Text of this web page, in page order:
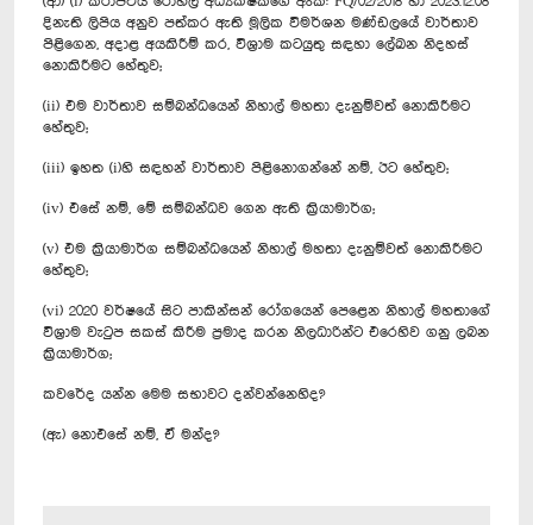
දිනැති ලිපිය අනුව පත්කර ඇති මූලික විමර්ශන මණ්ඩලයේ වාර්තාව
පිළිගෙන, අදාළ අයකිරීම් කර, විශ්‍රාම කටයුතු සඳහා ලේඛන නිදහස්
නොකිරීමට හේතුව;
(ii) එම වාර්තාව සම්බන්ධයෙන් නිහාල් මහතා දැනුම්වත් නොකිරීමට
හේතුව;
(iii) ඉහත (i)හි සඳහන් වාර්තාව පිළිනොගන්නේ නම්, ඊට හේතුව;
(iv) එසේ නම්, මේ සම්බන්ධව ගෙන ඇති ක්‍රියාමාර්ග;
(v) එම ක්‍රියාමාර්ග සම්බන්ධයෙන් නිහාල් මහතා දැනුම්වත් නොකිරීමට
හේතුව;
(vi) 2020 වර්ෂයේ සිට පාකින්සන් රෝගයෙන් පෙළෙන නිහාල් මහතාගේ
විශ්‍රාම වැටුප සකස් කිරීම ප්‍රමාද කරන නිලධාරින්ට එරෙහිව ගනු ලබන
ක්‍රියාමාර්ග;
කවරේද යන්න මෙම සභාවට දන්වන්නෙහිද?
(ඇ) නොඑසේ නම්, ඒ මන්ද?